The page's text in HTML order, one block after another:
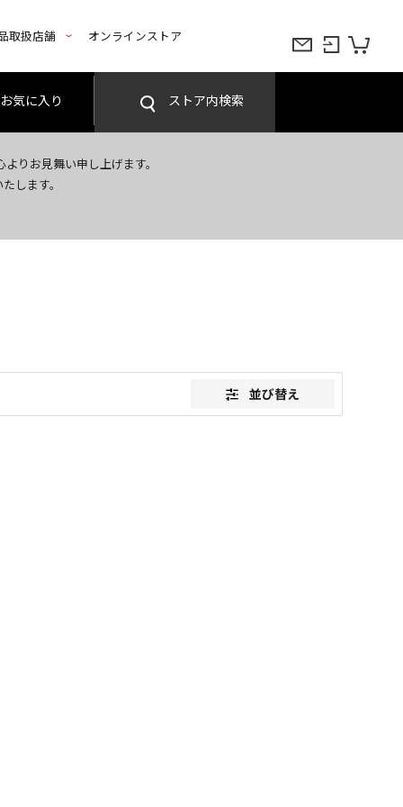
取扱店舗 オンラインストア
お気に入り ストア内検索
りお見舞い申し上げます。
します。
並び替え